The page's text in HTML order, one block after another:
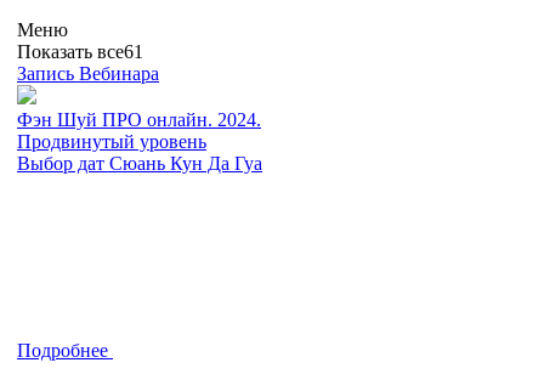
Меню
Показать все61
Запись Вебинара
Фэн Шуй ПРО онлайн. 2024.
Продвинутый уровень
Выбор дат Сюань Кун Да Гуа
Подробнее